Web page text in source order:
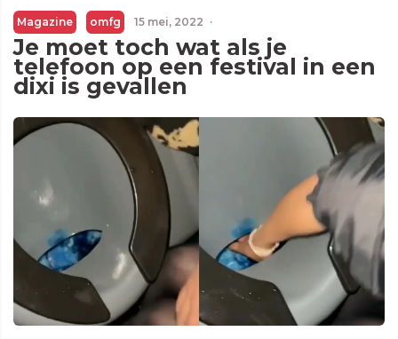
Magazine omfg 15 mei, 2022 ·
Je moet toch wat als je
telefoon op een festival in een
dixi is gevallen